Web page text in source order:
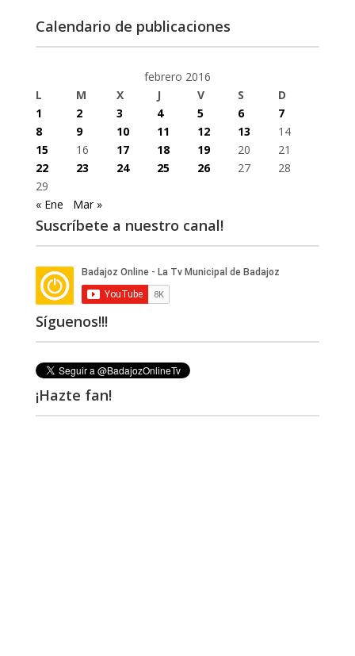
Calendario de publicaciones
febrero 2016
L
M X J V S
D
1
2 3 4 5 6
7
8
9 10 11 12 13
14
15
16 17 18 19 20
21
22
23 24 25 26 27
28
29
« Ene
Mar »
Suscríbete a nuestro canal!
Síguenos!!!
¡Hazte fan!